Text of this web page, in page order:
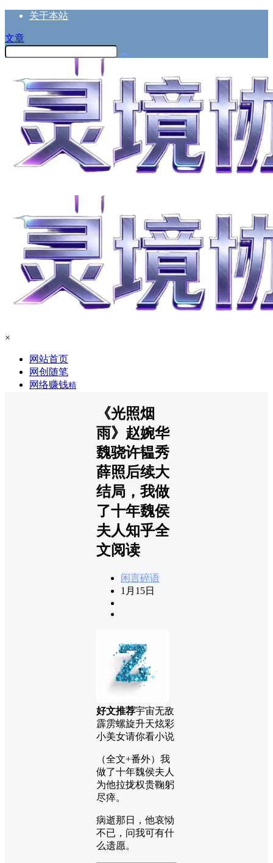
关于本站
文章
×
网站首页
网创随笔
网络赚钱精
《光照烟
雨》赵婉华
魏骁许韫秀
薛照后续大
结局，我做
了十年魏侯
夫人知乎全
文阅读
闲言碎语
1月15日
好文推荐宇宙无敌
霹雳螺旋升天炫彩
小美女请你看小说
（全文+番外）我
做了十年魏侯夫人
为他拉拢权贵鞠躬
尽瘁。
病逝那日，他哀恸
不已，问我可有什
么遗愿。